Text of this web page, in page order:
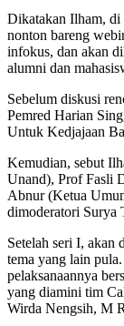
Dikatakan Ilham, di
nonton bareng
infokus, dan akan
alumni dan
Sebelum diskusi
Pemred Harian
Untuk Kedjajaan
Kemudian, sebut
Unand), Prof Fasli
Abnur (Ketua
dimoderatori
Setelah seri I, akan
tema yang lain
pelaksanaannya
yang diamini tim
Wirda Nengsih, M